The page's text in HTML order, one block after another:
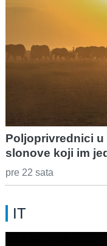
Poljoprivrednici u
slonove koji im
pre 22 sata
IT